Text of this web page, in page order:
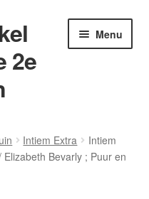
2e
Menu
Intiem Extra
Intiem
Bevarly ; Puur en